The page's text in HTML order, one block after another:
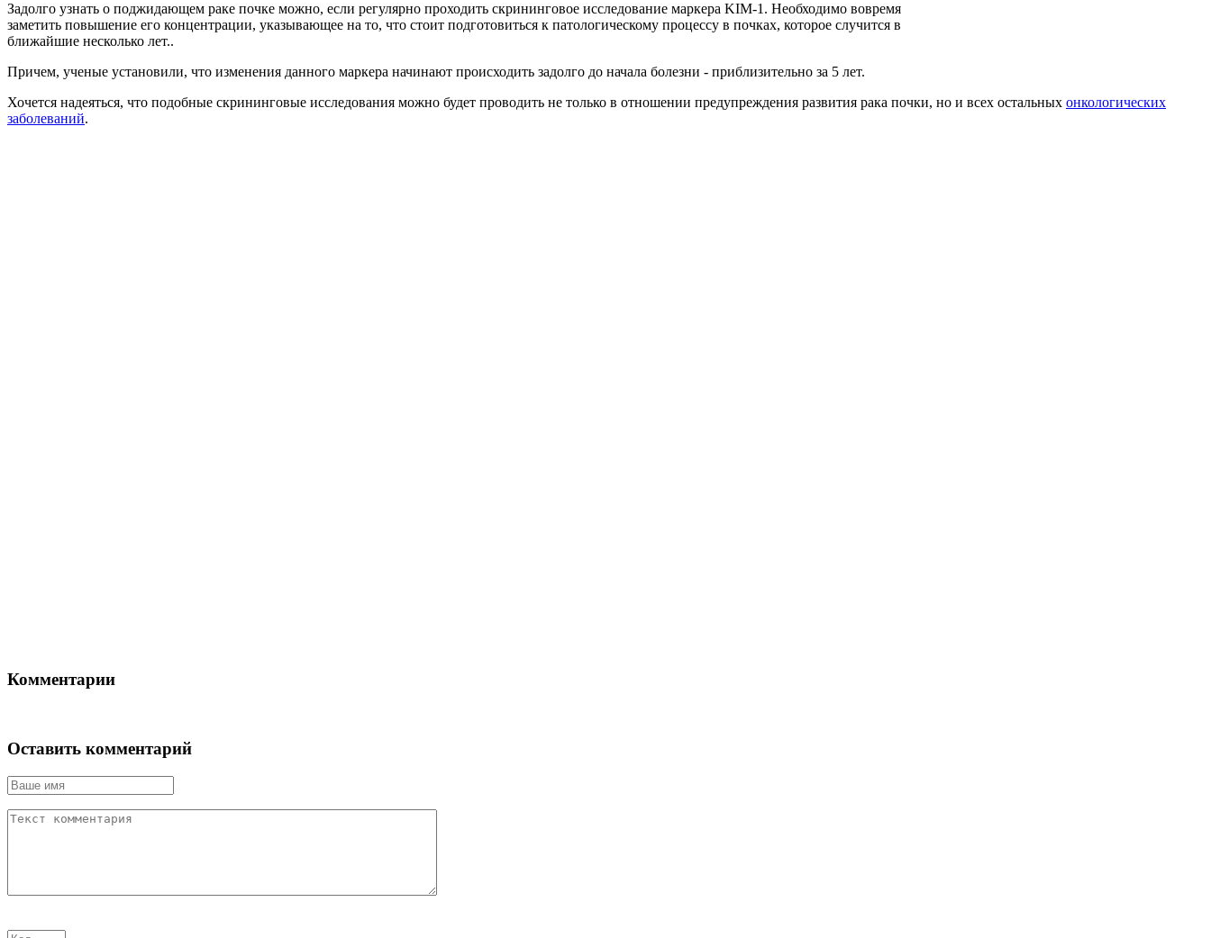
Задолго узнать о поджидающем раке почке можно, если регулярно проходить скрининговое исследование маркера KIM-1. Необходимо вовремя
заметить повышение его концентрации, указывающее на то, что стоит подготовиться к патологическому процессу в почках, которое случится в
ближайшие несколько лет..
Причем, ученые установили, что изменения данного маркера начинают происходить задолго до начала болезни - приблизительно за 5 лет.
Хочется надеяться, что подобные скрининговые исследования можно будет проводить не только в отношении предупреждения развития рака почки, но и всех остальных онкологических
заболеваний.
Комментарии
Оставить комментарий